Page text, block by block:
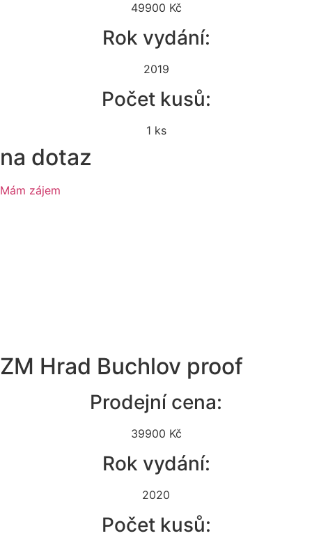
49900 Kč
Rok vydání:
2019
Počet kusů:
1 ks
na dotaz
Mám zájem
ZM Hrad Buchlov proof
Prodejní cena:
39900 Kč
Rok vydání:
2020
Počet kusů: